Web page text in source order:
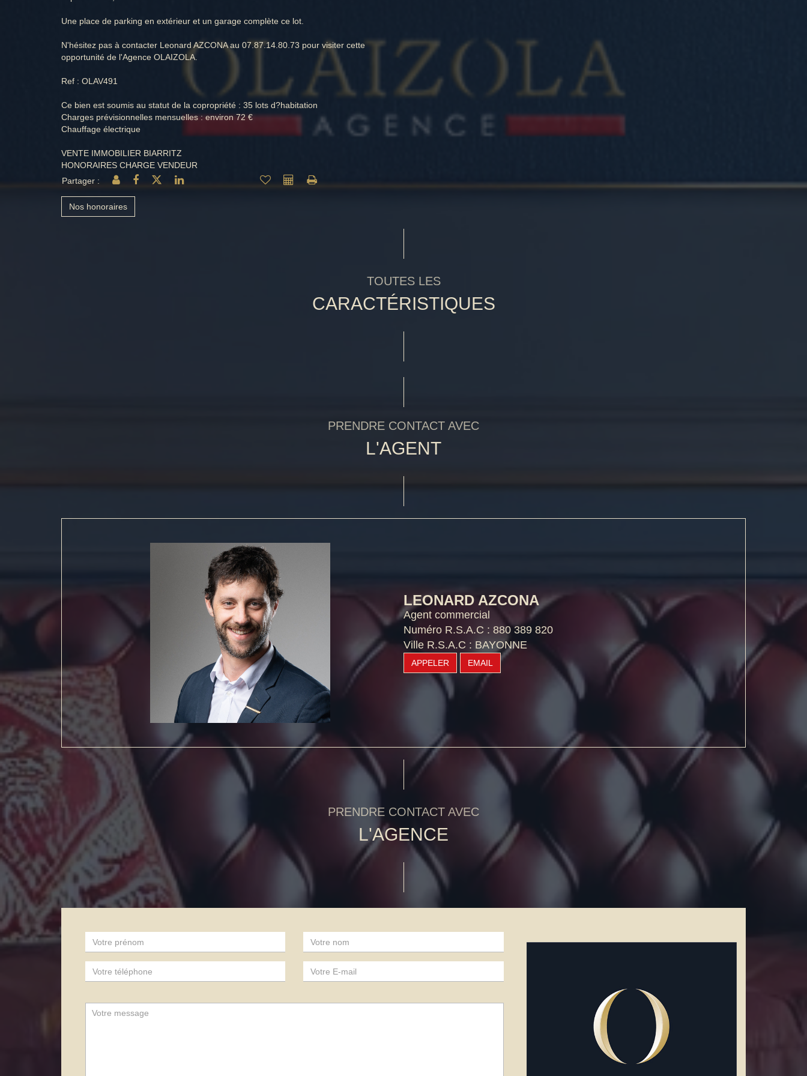
Une place de parking en extérieur et un garage complète ce lot.
N'hésitez pas à contacter Leonard AZCONA au 07.87.14.80.73 pour visiter cette
opportunité de l'Agence OLAIZOLA.
Ref : OLAV491
Ce bien est soumis au statut de la copropriété : 35 lots d?habitation
Charges prévisionnelles mensuelles : environ 72 €
Chauffage électrique
VENTE IMMOBILIER BIARRITZ
HONORAIRES CHARGE VENDEUR
Partager :
Nos honoraires
TOUTES LES
CARACTÉRISTIQUES
PRENDRE CONTACT AVEC
L'AGENT
LEONARD AZCONA
Agent commercial
Numéro R.S.A.C : 880 389 820
Ville R.S.A.C : BAYONNE
APPELER EMAIL
PRENDRE CONTACT AVEC
L'AGENCE